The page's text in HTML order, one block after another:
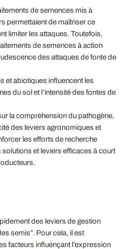
de semences mis à
permettaient de maîtriser ce
limiter les attaques. Toutefois,
de semences à action
des attaques de fonte de
et abiotiques influencent les
du sol et l’intensité des fontes de
la compréhension du pathogène,
des leviers agronomiques et
les efforts de recherche
et leviers efficaces à court
des leviers de gestion
semis”. Pour cela, il est
facteurs influençant l’expression